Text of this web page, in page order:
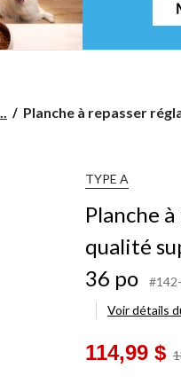
Planche
Planche à repasser
TYPE A
Planche
qualité
36 po
Voir détails
114,99 $